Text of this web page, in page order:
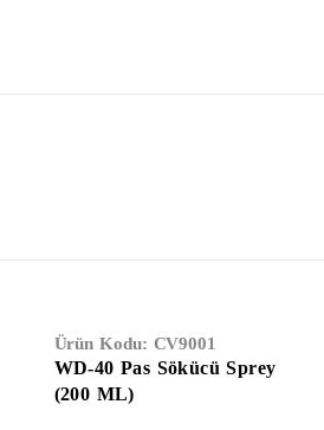
Ürün Kodu: CV9001
WD-40 Pas Sökücü Sprey
(200 ML)